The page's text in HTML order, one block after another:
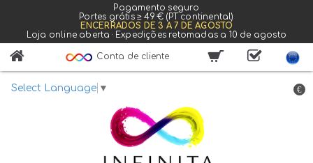
Pagamento seguro
Portes grátis ≥ 49 € (PT continental)
ENCERRADOS DE 3 A 7 DE AGOSTO
Loja online aberta · Expedições retomadas a 10 de agosto
Select Language ▼
Conta de cliente
€